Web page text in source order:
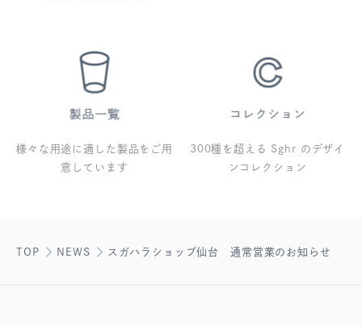
様々な用途に適した製品をご用
意しています
300種を超える Sghr のデザイ
ンコレクション
TOP NEWS スガハラショップ仙台 通常営業のお知らせ